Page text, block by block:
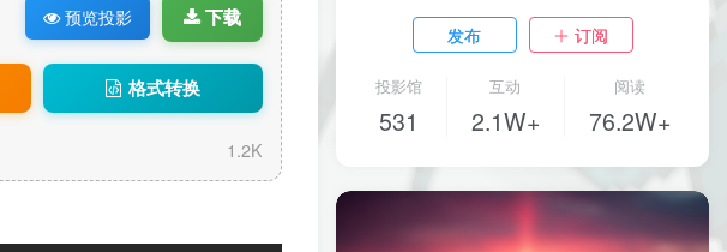
预览投影 下载
格式转换
1.2K
发布 订阅
投影馆
531
互动
2.1W+
阅读
76.2W+